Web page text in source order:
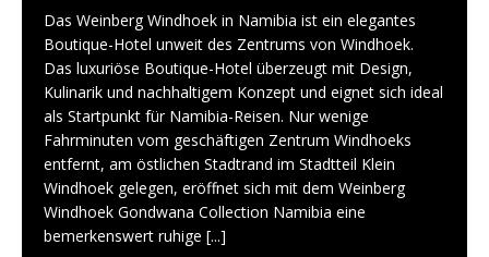
Das Weinberg Windhoek in Namibia ist ein elegantes
Boutique-Hotel unweit des Zentrums von Windhoek.
Das luxuriöse Boutique-Hotel überzeugt mit Design,
Kulinarik und nachhaltigem Konzept und eignet sich ideal
als Startpunkt für Namibia-Reisen. Nur wenige
Fahrminuten vom geschäftigen Zentrum Windhoeks
entfernt, am östlichen Stadtrand im Stadtteil Klein
Windhoek gelegen, eröffnet sich mit dem Weinberg
Windhoek Gondwana Collection Namibia eine
bemerkenswert ruhige [...]